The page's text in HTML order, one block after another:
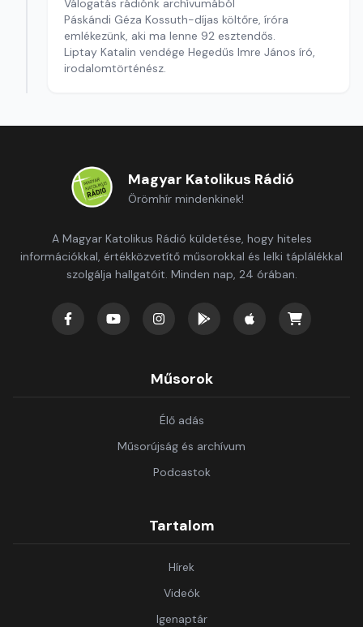
Válogatás rádiónk archívumából
Páskándi Géza Kossuth-díjas költőre, íróra
emlékezünk, aki ma lenne 92 esztendős.
Liptay Katalin vendége Hegedűs Imre János író,
irodalomtörténész.
Magyar Katolikus Rádió
Örömhír mindenkinek!
A Magyar Katolikus Rádió küldetése, hogy hiteles
információkkal, értékközvetítő műsorokkal és lelki táplálékkal
szolgálja hallgatóit. Minden nap, 24 órában.
Műsorok
Élő adás
Műsorújság és archívum
Podcastok
Tartalom
Hírek
Videók
Igenaptár